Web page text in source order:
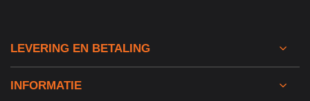
LEVERING EN BETALING
INFORMATIE